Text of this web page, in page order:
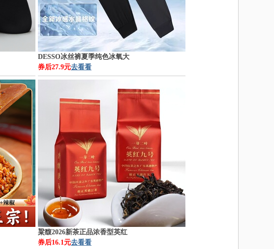
DESSO冰丝裤夏季纯色冰氧大
券后27.9元去看看
粱馥2026新茶正品浓香型英红
券后16.1元去看看